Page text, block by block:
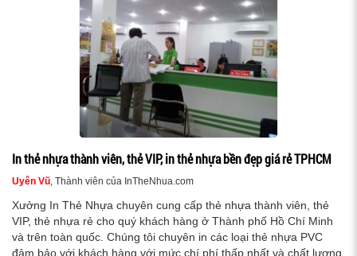
In thẻ nhựa thành viên, thẻ VIP, in thẻ nhựa bền đẹp giá rẻ TPHCM
Uyên Vũ, Thành viên của InTheNhua.com
Xưởng In Thẻ Nhựa chuyên cung cấp thẻ nhựa thành viên, thẻ
VIP, thẻ nhựa rẻ cho quý khách hàng ở Thành phố Hồ Chí Minh
và trên toàn quốc. Chúng tôi chuyên in các loại thẻ nhựa PVC
đảm bảo với khách hàng với mức chí phí thấp nhất và chất lượng